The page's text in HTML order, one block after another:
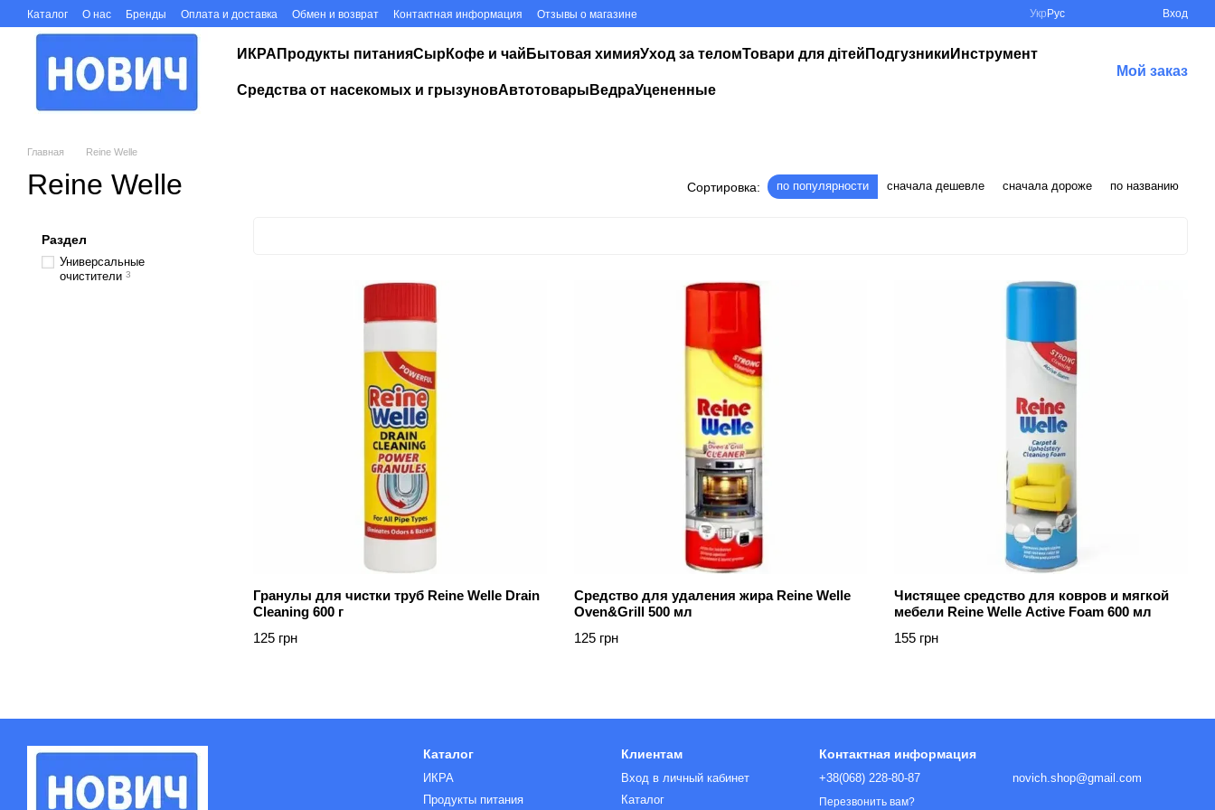
Перейти к основному контенту
Каталог О нас Бренды Оплата и доставка Обмен и возврат Контактная информация Отзывы о магазине Укр Рус Вход
ИКРА Продукты питанияСырКофе и чай Бытовая химияУход за теломТовари для дітей Подгузники Инструмент
Средства от насекомых и грызуновАвтотовары ВедраУцененные
Мой заказ
Главная Reine Welle
Reine Welle Сортировка: по популярности сначала дешевле сначала дороже по названию
Гранулы для чистки труб Reine Welle Drain
Cleaning 600 г
125 грн
Средство для удаления жира Reine Welle
Oven&Grill 500 мл
125 грн
Чистящее средство для ковров и мягкой
мебели Reine Welle Active Foam 600 мл
155 грн
Раздел
Универсальные
очистители 3
Каталог
ИКРА
Продукты питания
Клиентам
Вход в личный кабинет
Каталог
Контактная информация
+38(068) 228-80-87
Перезвонить вам?
novich.shop@gmail.com